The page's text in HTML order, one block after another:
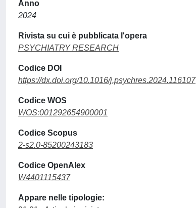
Anno
2024
Rivista su cui è pubblicata l'opera
PSYCHIATRY RESEARCH
Codice DOI
https://dx.doi.org/10.1016/j.psychres.2024.116107
Codice WOS
WOS:001292654900001
Codice Scopus
2-s2.0-85200243183
Codice OpenAlex
W4401115437
Appare nelle tipologie: